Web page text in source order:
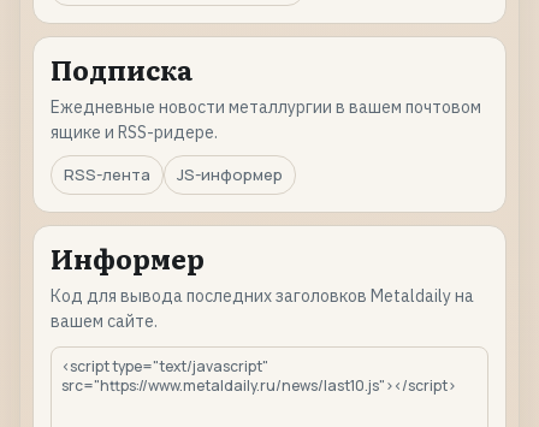
Подписка
Ежедневные новости металлургии в вашем почтовом
ящике и RSS-ридере.
RSS-лента
JS-информер
Информер
Код для вывода последних заголовков Metaldaily на
вашем сайте.